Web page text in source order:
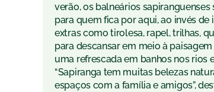
verão, os balneários
para quem fica por aqui, ao invés
extras como tirolesa, rapel, trilhas,
para descansar em meio à
uma refrescada em banhos nos rios
“Sapiranga tem muitas belezas
espaços com a família e amigos”,